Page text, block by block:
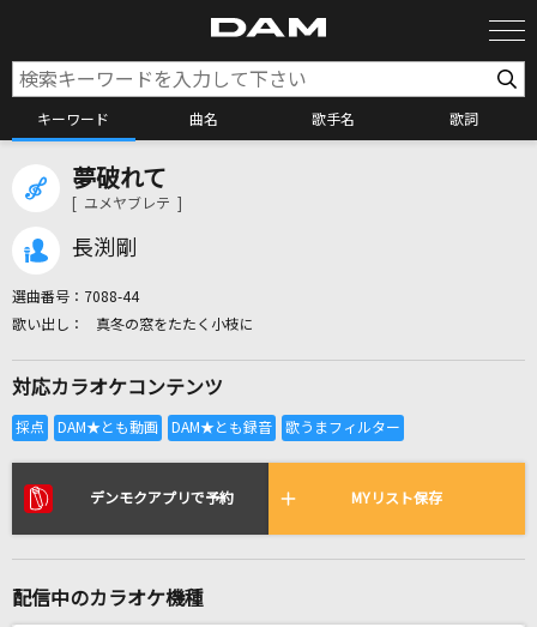
キーワード 曲名 歌手名 歌詞
全国りれき
リアルタイムで歌われている曲の一覧
back number
夢破れて
[ ユメヤブレテ ]
長渕剛
選曲番号： 7088-44
真冬の窓をたたく小枝に
対応カラオケコンテンツ
デンモクアプリで予約 MYリスト保存
配信中のカラオケ機種